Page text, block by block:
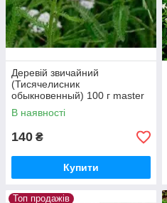
Деревій звичайний
(Тисячелисник
обыкновенный) 100 г master
sem
В наявності
140 ₴
Купити
Топ продажів